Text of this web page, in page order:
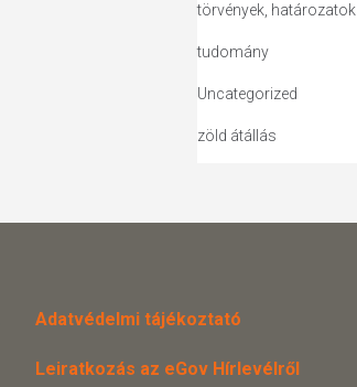
törvények, határozatok
tudomány
Uncategorized
zöld átállás
Adatvédelmi tájékoztató
Leiratkozás az eGov Hírlevélről